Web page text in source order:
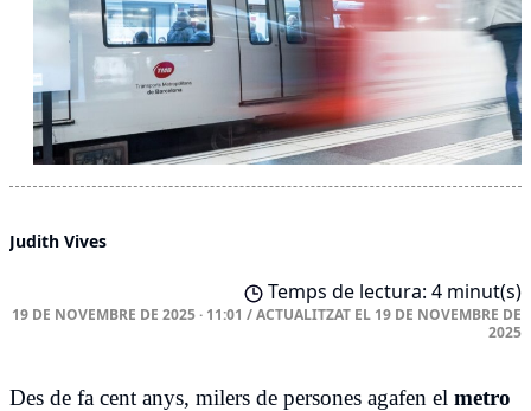
Judith Vives
Temps de lectura: 4 minut(s)
19 DE NOVEMBRE DE 2025 · 11:01 /ACTUALITZAT EL 19 DE NOVEMBRE DE
2025
Des de fa cent anys, milers de persones agafen el metro